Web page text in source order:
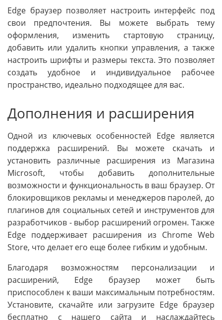
Edge браузер позволяет настроить интерфейс под
свои предпочтения. Вы можете выбрать тему
оформления, изменить стартовую страницу,
добавить или удалить кнопки управления, а также
настроить шрифты и размеры текста. Это позволяет
создать удобное и индивидуальное рабочее
пространство, идеально подходящее для вас.
Дополнения и расширения
Одной из ключевых особенностей Edge является
поддержка расширений. Вы можете скачать и
установить различные расширения из Магазина
Microsoft, чтобы добавить дополнительные
возможности и функциональность в ваш браузер. От
блокировщиков рекламы и менеджеров паролей, до
плагинов для социальных сетей и инструментов для
разработчиков - выбор расширений огромен. Также
Edge поддерживает расширения из Chrome Web
Store, что делает его еще более гибким и удобным.
Благодаря возможностям персонализации и
расширений, Edge браузер может быть
приспособлен к ваши максимальным потребностям.
Установите, скачайте или загрузите Edge браузер
бесплатно с нашего сайта и наслаждайтесь